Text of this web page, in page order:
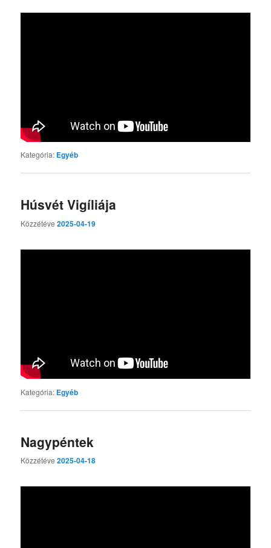
Kategória: Egyéb
Húsvét Vigíliája
Közzétéve2025-04-19
Kategória: Egyéb
Nagypéntek
Közzétéve2025-04-18